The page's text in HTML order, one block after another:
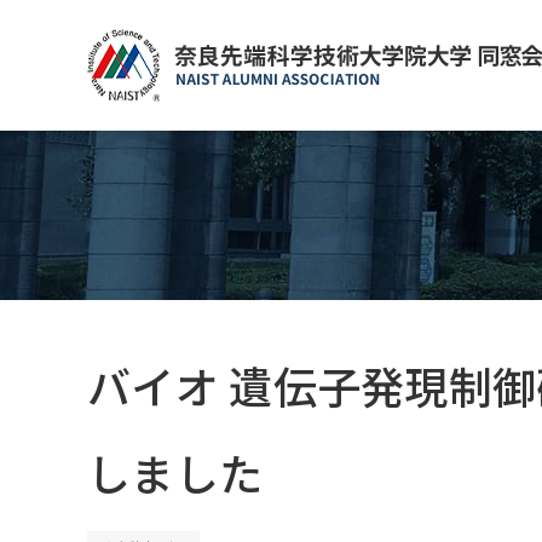
バイオ 遺伝子発現制
しました